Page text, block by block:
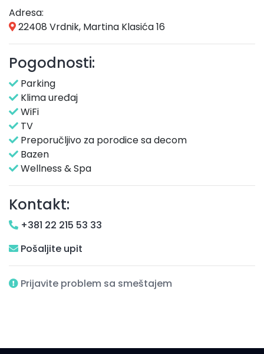
Adresa:
22408 Vrdnik, Martina Klasića 16
Pogodnosti:
Parking
Klima uređaj
WiFi
TV
Preporučljivo za porodice sa decom
Bazen
Wellness & Spa
Kontakt:
+381 22 215 53 33
Pošaljite upit
Prijavite problem sa smeštajem